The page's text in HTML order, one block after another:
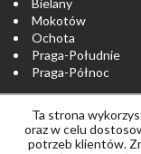
Mokotów
Ochota
Praga-Południe
Praga-Północ
Strona główna
Ta strona
oraz w celu
potrzeb klientów.